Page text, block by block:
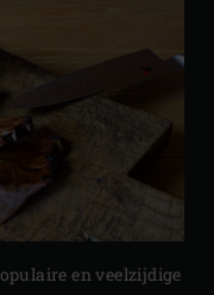
en veelzijdige